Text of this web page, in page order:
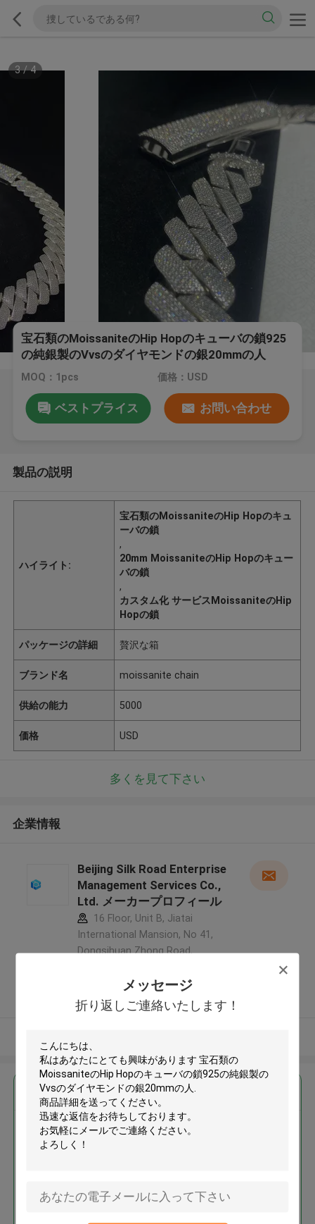
メッセージ
折り返しご連絡いたします！
3/4
宝石類のMoissaniteのHip Hopのキューバの鎖925
の純銀製のVvsのダイヤモンドの銀20mmの人
MOQ：1pcs 価格：USD
ベストプライス お問い合わせ
製品の説明
ハイライト:
宝石類のMoissaniteのHip Hopのキュ
ーバの鎖
,
20mm MoissaniteのHip Hopのキュー
バの鎖
,
カスタム化 サービスMoissaniteのHip
Hopの鎖
パッケージの詳細 贅沢な箱
ブランド名 moissanite chain
供給の能力 5000
価格 USD
多くを見て下さい
企業情報
Beijing Silk Road Enterprise
Management Services Co.,
Ltd. メーカープロフィール
16 Floor, Unit B, Jiatai
International Mansion, No 41,
Dongsihuan Zhong Road,
確認された製造者
最高の価格で
宝石類のMoissaniteのHip Hopの